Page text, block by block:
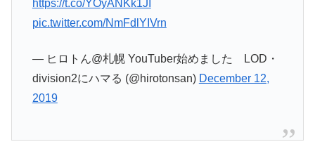
https://t.co/YOyANKk1JI
pic.twitter.com/NmFdlYIVrn
— ヒロトん@札幌 YouTuber始めました LOD・
division2にハマる (@hirotonsan) December 12,
2019